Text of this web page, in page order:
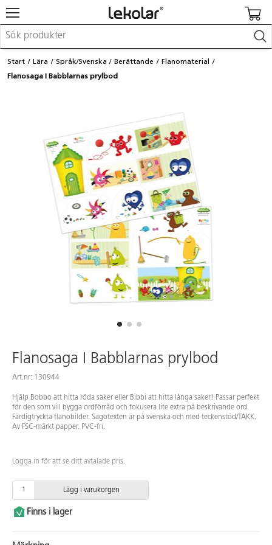
Möbler & inredning
Lekplatsutrustning & utemiljö
Skolförbrukning & kontorsmaterial
Logga in / Registrera dig
Hitta din säljare
Kontakta Lekolar
Start Lära Språk/Svenska Berättande
Flanomaterial
Flanosaga I Babblarnas prylbod
Flanosaga I Babblarnas prylbod
Art.nr: 130944
Hjälp Bobbo att hitta röda saker eller Bibbi att hitta långa saker! Passar perfekt
för den som vill bygga ordförråd och fokusera lite extra på beskrivande ord.
Färdigtryckta flanobilder. Sagotexten är på svenska och med teckenstöd/TAKK.
Av FSC-märkt papper. PVC-fri.
Logga in för att se ditt avtalade pris.
Lägg i varukorgen
Finns i lager